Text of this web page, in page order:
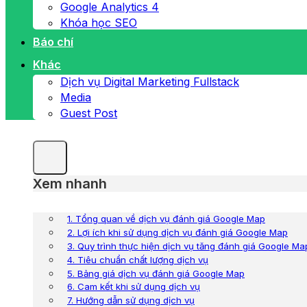
Google Analytics 4
Khóa học SEO
Báo chí
Khác
Dịch vụ Digital Marketing Fullstack
Media
Guest Post
Xem nhanh
1. Tổng quan về dịch vụ đánh giá Google Map
2. Lợi ích khi sử dụng dịch vụ đánh giá Google Map
3. Quy trình thực hiện dịch vụ tăng đánh giá Google
4. Tiêu chuẩn chất lượng dịch vụ
5. Bảng giá dịch vụ đánh giá Google Map
6. Cam kết khi sử dụng dịch vụ
7. Hướng dẫn sử dụng dịch vụ